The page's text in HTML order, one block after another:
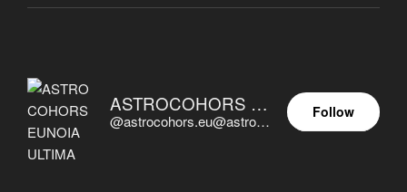
ASTROCOHORS EUNOIA ULTIMA
@astrocohors.eu@astrocohors.eu
Follow